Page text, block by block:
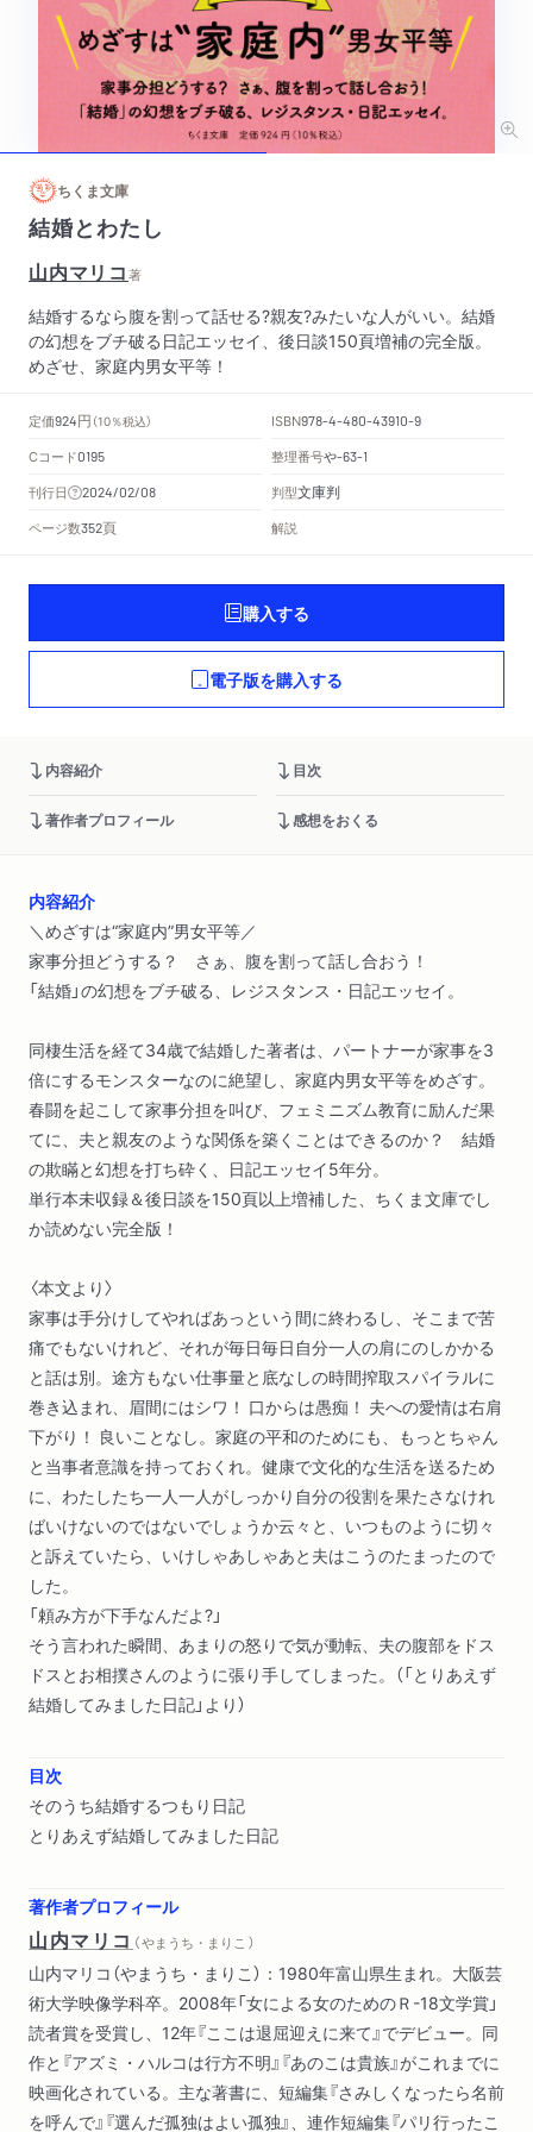
ちくま文庫
結婚とわたし
山内マリコ著
結婚するなら腹を割って話せる?親友?みたいな人がいい。結婚
の幻想をブチ破る日記エッセイ、後日談150頁増補の完全版。
めざせ、家庭内男女平等！
定価924円 （10％税込） ISBN978-4-480-43910-9
Cコード0195 整理番号や-63-1
刊行日 2024/02/08 判型文庫判
ページ数352頁 解説
購入する
電子版を購入する
内容紹介 目次
著作者プロフィール 感想をおくる
内容紹介
＼めざすは“家庭内”男女平等／
家事分担どうする？ さぁ、腹を割って話し合おう！
「結婚」の幻想をブチ破る、レジスタンス・日記エッセイ。
同棲生活を経て34歳で結婚した著者は、パートナーが家事を3
倍にするモンスターなのに絶望し、家庭内男女平等をめざす。
春闘を起こして家事分担を叫び、フェミニズム教育に励んだ果
てに、夫と親友のような関係を築くことはできるのか？ 結婚
の欺瞞と幻想を打ち砕く、日記エッセイ5年分。
単行本未収録＆後日談を150頁以上増補した、ちくま文庫でし
か読めない完全版！
〈本文より〉
家事は手分けしてやればあっという間に終わるし、そこまで苦
痛でもないけれど、それが毎日毎日自分一人の肩にのしかかる
と話は別。途方もない仕事量と底なしの時間搾取スパイラルに
巻き込まれ、眉間にはシワ！ 口からは愚痴！ 夫への愛情は右肩
下がり！ 良いことなし。家庭の平和のためにも、もっとちゃん
と当事者意識を持っておくれ。健康で文化的な生活を送るため
に、わたしたち一人一人がしっかり自分の役割を果たさなけれ
ばいけないのではないでしょうか云々と、いつものように切々
と訴えていたら、いけしゃあしゃあと夫はこうのたまったので
した。
「頼み方が下手なんだよ?」
そう言われた瞬間、あまりの怒りで気が動転、夫の腹部をドス
ドスとお相撲さんのように張り手してしまった。（「とりあえず
結婚してみました日記」より）
目次
そのうち結婚するつもり日記
とりあえず結婚してみました日記
著作者プロフィール
山内マリコ （ やまうち・まりこ ）
山内マリコ（やまうち・まりこ）：1980年富山県生まれ。大阪芸
術大学映像学科卒。2008年「女による女のためのＲ-18文学賞」
読者賞を受賞し、12年『ここは退屈迎えに来て』でデビュー。同
作と『アズミ・ハルコは行方不明』『あのこは貴族』がこれまでに
映画化されている。主な著書に、短編集『さみしくなったら名前
を呼んで』『選んだ孤独はよい孤独』、連作短編集『パリ行ったこ